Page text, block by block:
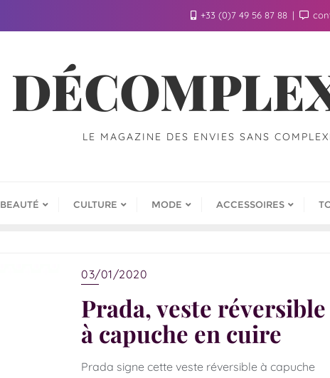
+33 (0)7 49 56 87 88
LE MAGAZINE DES ENVIES SANS
BEAUTÉ CULTURE MODE ACCESSOIRES
03/01/2020
Prada, veste réversible
à capuche en cuire
Prada signe cette veste réversible à capuche